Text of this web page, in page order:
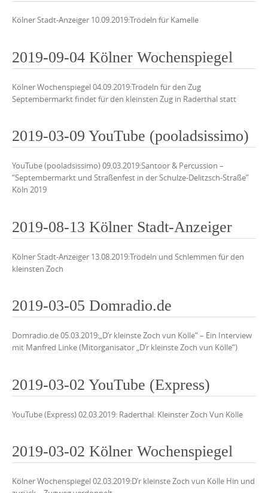
Kölner Stadt-Anzeiger 10.09.2019:Trödeln für Kamelle
2019-09-04 Kölner Wochenspiegel
Kölner Wochenspiegel 04.09.2019:Trödeln für den Zug
Septembermarkt findet für den kleinsten Zug in Raderthal statt
2019-03-09 YouTube (pooladsissimo)
YouTube (pooladsissimo) 09.03.2019:Santoor & Percussion –
“Septembermarkt und Straßenfest in der Schulze-Delitzsch-Straße”
Köln 2019
2019-08-13 Kölner Stadt-Anzeiger
Kölner Stadt-Anzeiger 13.08.2019:Trödeln und Schlemmen für den
kleinsten Zoch
2019-03-05 Domradio.de
Domradio.de 05.03.2019:„D’r kleinste Zoch vun Kölle“ – Ein Interview
mit Manfred Linke (Mitorganisator „D’r kleinste Zoch vun Kölle“)
2019-03-02 YouTube (Express)
YouTube (Express) 02.03.2019: Raderthal: Kleinster Zoch Vun Kölle
2019-03-02 Kölner Wochenspiegel
Kölner Wochenspiegel 02.03.2019:D’r kleinste Zoch vun Kölle Hin und